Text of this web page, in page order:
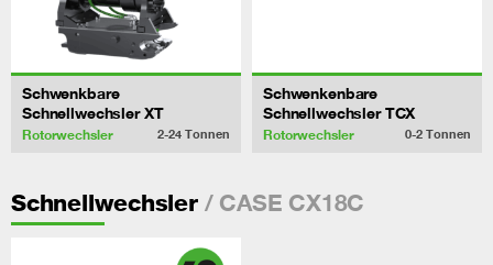
Schwenkbare
Schnellwechsler XT
Rotorwechsler 2-24 Tonnen
Schwenkenbare
Schnellwechsler TCX
Rotorwechsler 0-2 Tonnen
Schnellwechsler/ CASE CX18C